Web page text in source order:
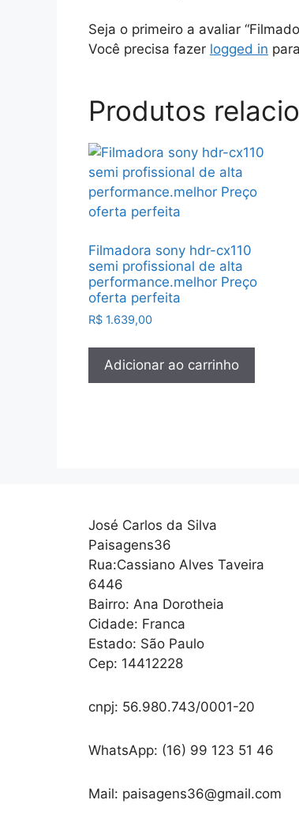
Seja o primeiro a avaliar
Você precisa fazer logged in
Produtos
Filmadora sony hdr-cx110
semi profissional de alta
performance.melhor Preço
oferta perfeita
R$ 1.639,00
Adicionar ao carrinho
José Carlos da Silva
Paisagens36
Rua:Cassiano Alves Taveira
6446
Bairro: Ana Dorotheia
Cidade: Franca
Estado: São Paulo
Cep: 14412228
cnpj: 56.980.743/0001-20
WhatsApp: (16) 99 123 51 46
Mail: paisagens36@gmail.com